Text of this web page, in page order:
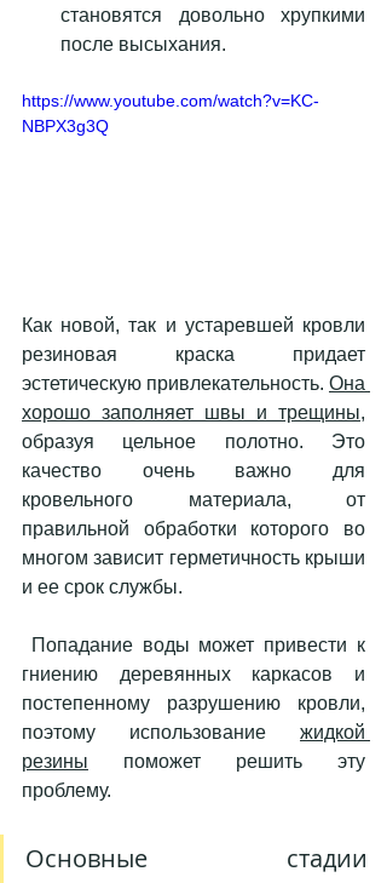
становятся довольно хрупкими
после высыхания.
https://www.youtube.com/watch?v=KC-
NBPX3g3Q
Как новой, так и устаревшей кровли
резиновая краска придает
эстетическую привлекательность. Она
хорошо заполняет швы и трещины,
образуя цельное полотно. Это
качество очень важно для
кровельного материала, от
правильной обработки которого во
многом зависит герметичность крыши
и ее срок службы.
гниению деревянных каркасов и
постепенному разрушению кровли,
поэтому использование жидкой
резины поможет решить эту
проблему.
Основные стадии